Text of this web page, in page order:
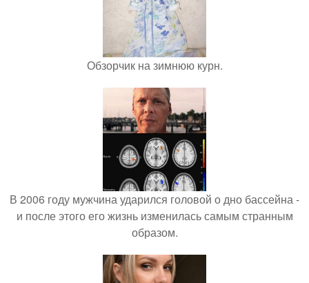
Обзорчик на зимнюю курн.
В 2006 году мужчина ударился головой о дно бассейна -
и после этого его жизнь изменилась самым странным
образом.